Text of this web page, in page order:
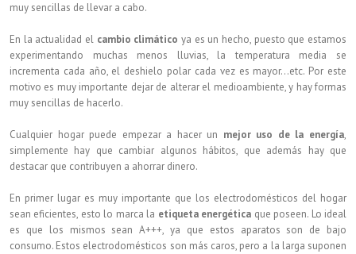
muy sencillas de llevar a cabo.
En la actualidad el cambio climático ya es un hecho, puesto que estamos
experimentando muchas menos lluvias, la temperatura media se
incrementa cada año, el deshielo polar cada vez es mayor…etc. Por este
motivo es muy importante dejar de alterar el medioambiente, y hay formas
muy sencillas de hacerlo.
Cualquier hogar puede empezar a hacer un mejor uso de la energía,
simplemente hay que cambiar algunos hábitos, que además hay que
destacar que contribuyen a ahorrar dinero.
En primer lugar es muy importante que los electrodomésticos del hogar
sean eficientes, esto lo marca la etiqueta energética que poseen. Lo ideal
es que los mismos sean A+++, ya que estos aparatos son de bajo
consumo. Estos electrodomésticos son más caros, pero a la larga suponen